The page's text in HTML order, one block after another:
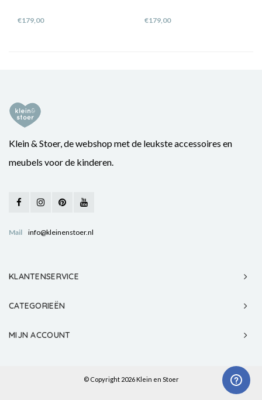
€179,00 €179,00
Klein & Stoer, de webshop met de leukste accessoires en
meubels voor de kinderen.
Mail info@kleinenstoer.nl
KLANTENSERVICE
CATEGORIEËN
MIJN ACCOUNT
© Copyright 2026 Klein en Stoer